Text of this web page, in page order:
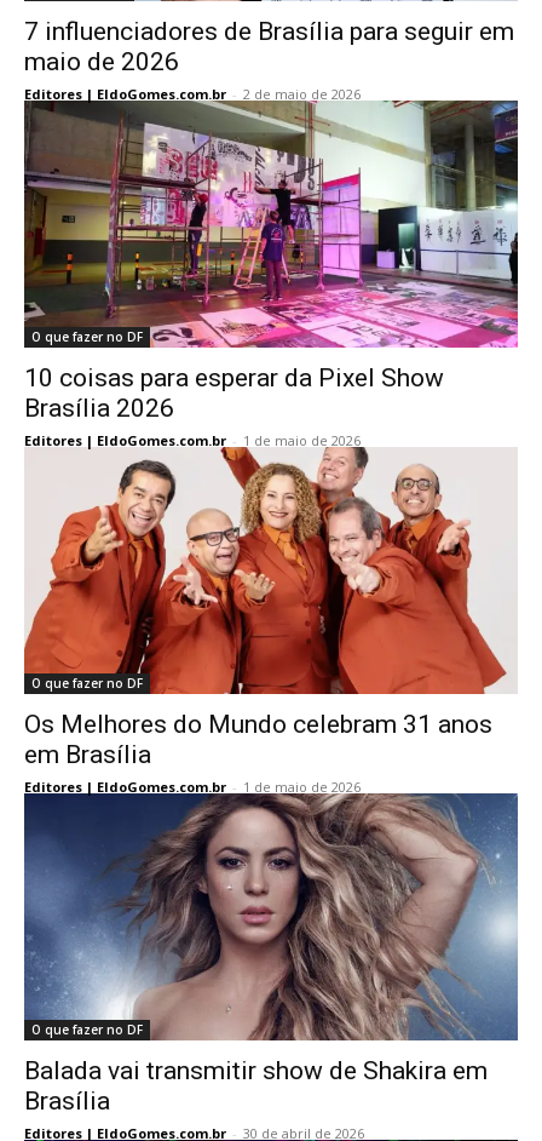
7 influenciadores de Brasília para seguir em
maio de 2026
Editores | EldoGomes.com.br - 2 de maio de 2026
O que fazer no DF
10 coisas para esperar da Pixel Show
Brasília 2026
Editores | EldoGomes.com.br - 1 de maio de 2026
O que fazer no DF
Os Melhores do Mundo celebram 31 anos
em Brasília
Editores | EldoGomes.com.br - 1 de maio de 2026
O que fazer no DF
Balada vai transmitir show de Shakira em
Brasília
Editores | EldoGomes.com.br - 30 de abril de 2026